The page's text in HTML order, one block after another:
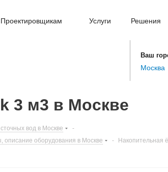
Проектировщикам Услуги Решения
Ваш
Москва
3 м3 в Москве
вод в Москве
-
описание оборудования в Москве
- Накопительная